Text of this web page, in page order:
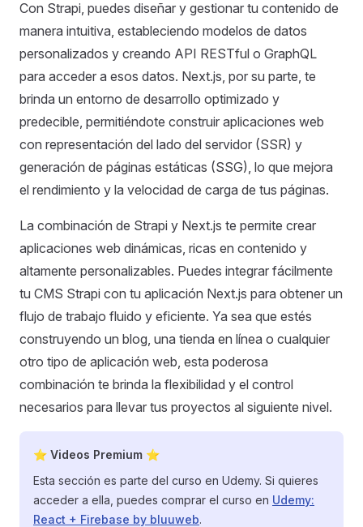
Con Strapi, puedes diseñar y gestionar tu contenido de
manera intuitiva, estableciendo modelos de datos
personalizados y creando API RESTful o GraphQL
para acceder a esos datos. Next.js, por su parte, te
brinda un entorno de desarrollo optimizado y
predecible, permitiéndote construir aplicaciones web
con representación del lado del servidor (SSR) y
generación de páginas estáticas (SSG), lo que mejora
el rendimiento y la velocidad de carga de tus páginas.
La combinación de Strapi y Next.js te permite crear
aplicaciones web dinámicas, ricas en contenido y
altamente personalizables. Puedes integrar fácilmente
tu CMS Strapi con tu aplicación Next.js para obtener un
flujo de trabajo fluido y eficiente. Ya sea que estés
construyendo un blog, una tienda en línea o cualquier
otro tipo de aplicación web, esta poderosa
combinación te brinda la flexibilidad y el control
necesarios para llevar tus proyectos al siguiente nivel.
⭐ Videos Premium ⭐
Esta sección es parte del curso en Udemy. Si quieres
acceder a ella, puedes comprar el curso en Udemy:
React + Firebase by bluuweb.